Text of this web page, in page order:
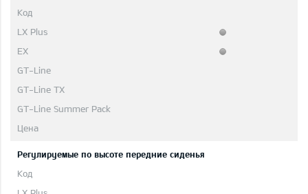
Регулируемые по высоте передние сиденья